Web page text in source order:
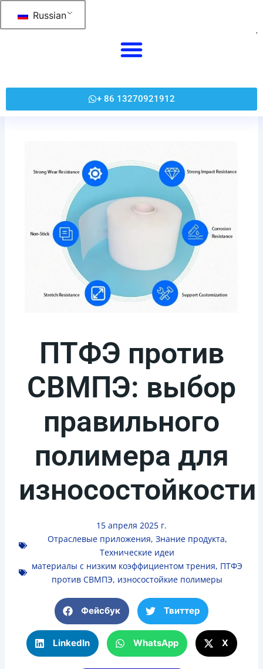
Russian
+ 86 13270921912
ПТФЭ против
СВМПЭ: выбор
правильного
полимера для
износостойкости
15 апреля 2025 г.
Отраслевые приложения, Знание продукта,
Технические идеи
материалы с низким коэффициентом трения, ПТФЭ
против СВМПЭ, износостойкие полимеры
Фейсбук Твиттер
LinkedIn WhatsApp Х